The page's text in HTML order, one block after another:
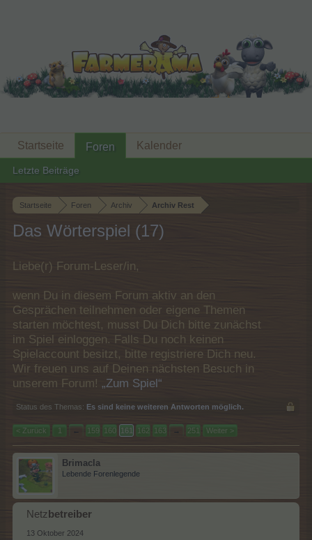
Startseite Foren Archiv Archiv Rest
Das Wörterspiel (17)
Liebe(r) Forum-Leser/in,
wenn Du in diesem Forum aktiv an den
Gesprächen teilnehmen oder eigene Themen
starten möchtest, musst Du Dich bitte zunächst
im Spiel einloggen. Falls Du noch keinen
Spielaccount besitzt, bitte registriere Dich neu.
Wir freuen uns auf Deinen nächsten Besuch in
unserem Forum! „Zum Spiel“
Status des Themas: Es sind keine weiteren Antworten möglich.
< Zurück 1 ← 159 160 161 162 163 → 251 Weiter >
Brimacla
Lebende Forenlegende
Netz betreiber
13 Oktober 2024
Startseite Foren
Letzte Beiträge
Kalender